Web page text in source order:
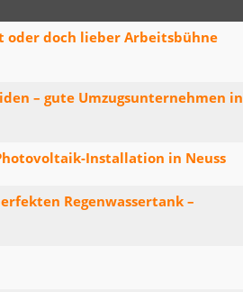
oder doch lieber Arbeitsbühne
– gute Umzugsunternehmen in
Installation in Neuss
Regenwassertank –